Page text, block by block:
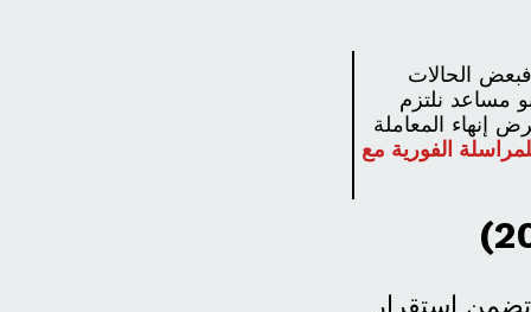
الحالات
مساعد نلتزم
إنهاء المعاملة
الفورية مع
استقرار